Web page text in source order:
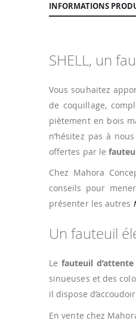
INFORMATIONS
SHELL, un
Vous souhaitez
de coquillage,
piètement en bois
n’hésitez pas à
offertes par le
Chez Mahora
conseils pour
présenter les autres
Un fauteuil
Le fauteuil d’attente
sinueuses et des
il dispose
En vente chez